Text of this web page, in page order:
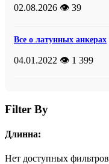
02.08.2026 👁️ 39
Все о латунных анкерах
04.01.2022 👁️ 1 399
Filter By
Длинна:
Нет доступных фильтров